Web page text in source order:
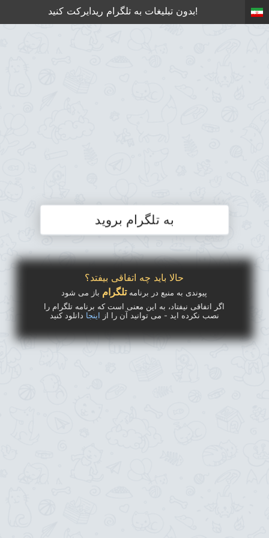
بدون تبلیغات به تلگرام ریدایرکت کنید!
به تلگرام بروید
حالا باید چه اتفاقی بیفتد؟
پیوندی به منبع در برنامهتلگرام باز می شود
اگر اتفاقی نیفتاد، به این معنی است که برنامه تلگرام را
نصب نکرده اید - می توانید آن را از اینجا دانلود کنید